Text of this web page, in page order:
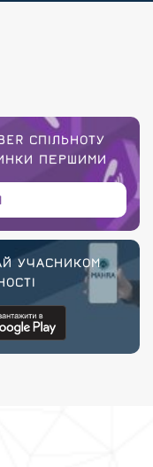
СПІЛЬНОТУ
ПЕРШИМИ
УЧАСНИКОМ